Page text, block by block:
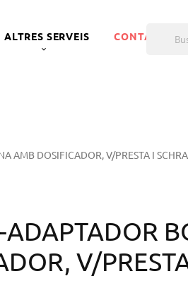
ALTRES SERVEIS
AMB DOSIFICADOR, V/PRESTA I
ADAPTADOR
V/